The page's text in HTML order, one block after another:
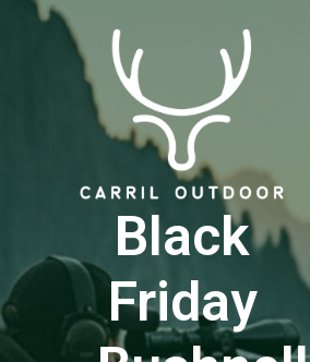
Black
Friday